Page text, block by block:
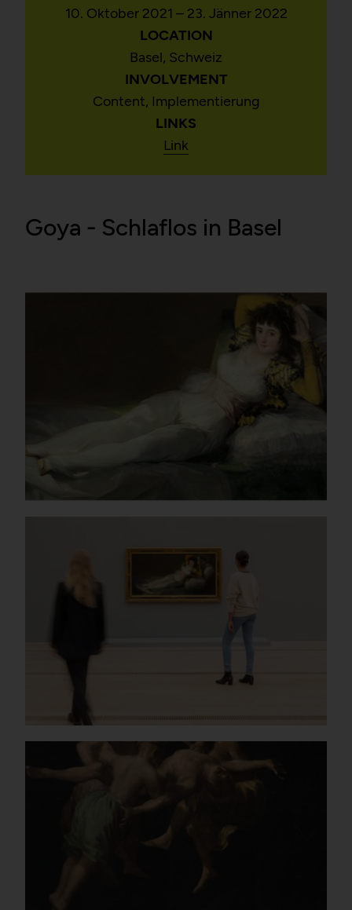
10. Oktober 2021 – 23. Jänner 2022
LOCATION
Basel, Schweiz
INVOLVEMENT
Content, Implementierung
LINKS
Link
Goya - Schlaflos in Basel
False
False